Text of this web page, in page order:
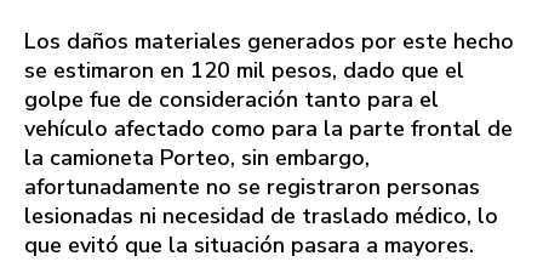
Los daños materiales generados por este hecho
se estimaron en 120 mil pesos, dado que el
golpe fue de consideración tanto para el
vehículo afectado como para la parte frontal de
la camioneta Porteo, sin embargo,
afortunadamente no se registraron personas
lesionadas ni necesidad de traslado médico, lo
que evitó que la situación pasara a mayores.